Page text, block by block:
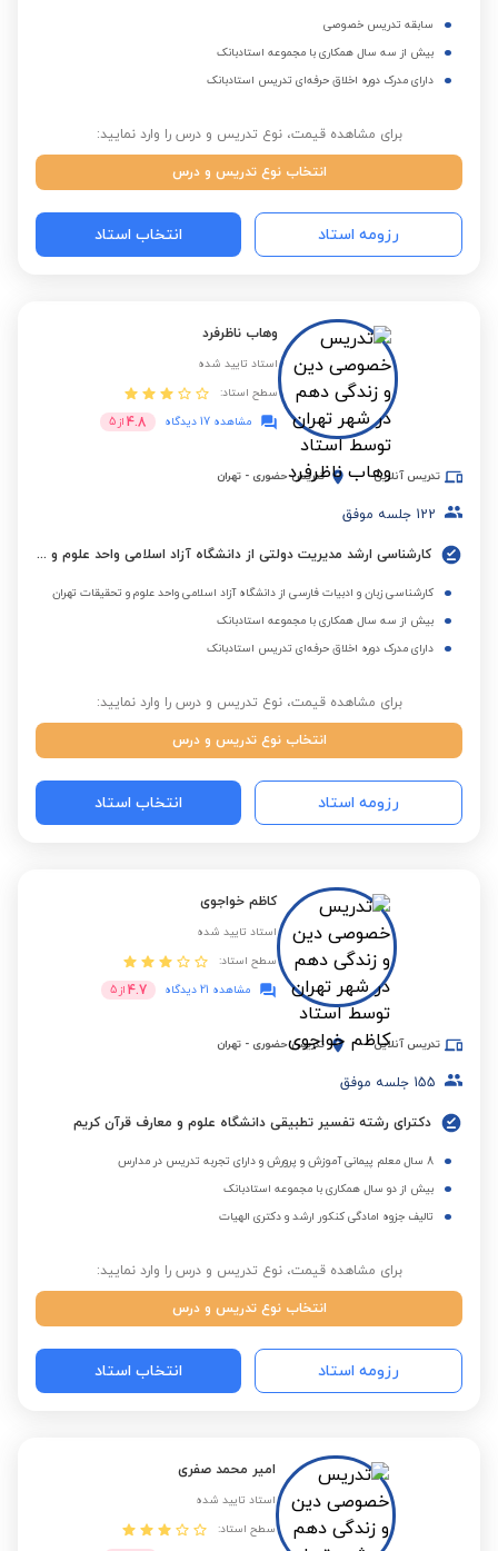
سابقه تدریس خصوصی
بیش از سه سال همکاری با مجموعه استادبانک
دارای مدرک دوره اخلاق حرفه‌ای تدریس استادبانک
برای مشاهده قیمت، نوع تدریس و درس را وارد نمایید:
انتخاب نوع تدریس و درس
رزومه استاد انتخاب استاد
وهاب ناظرفرد
استاد تایید شده
سطح استاد:
مشاهده 17 دیدگاه
4.8 از 5
تدریس آنلاین تدریس حضوری - تهران
122 جلسه موفق
کارشناسی ارشد مدیریت دولتی از دانشگاه آزاد اسلامی واحد علوم و تحقیقات تهران
کارشناسی زبان و ادبیات فارسی از دانشگاه آزاد اسلامی واحد علوم و تحقیقات تهران
بیش از سه سال همکاری با مجموعه استادبانک
دارای مدرک دوره اخلاق حرفه‌ای تدریس استادبانک
برای مشاهده قیمت، نوع تدریس و درس را وارد نمایید:
انتخاب نوع تدریس و درس
رزومه استاد انتخاب استاد
کاظم خواجوی
استاد تایید شده
سطح استاد:
مشاهده 21 دیدگاه
4.7 از 5
تدریس آنلاین تدریس حضوری - تهران
155 جلسه موفق
دکترای رشته تفسیر تطبیقی دانشگاه علوم و معارف قرآن کریم
8 سال معلم پیمانی آموزش و پرورش و دارای تجربه تدریس در مدارس
بیش از دو سال همکاری با مجموعه استادبانک
تالیف جزوه امادگی کنکور ارشد و دکتری الهیات
برای مشاهده قیمت، نوع تدریس و درس را وارد نمایید:
انتخاب نوع تدریس و درس
رزومه استاد انتخاب استاد
امیر محمد صفری
استاد تایید شده
سطح استاد: